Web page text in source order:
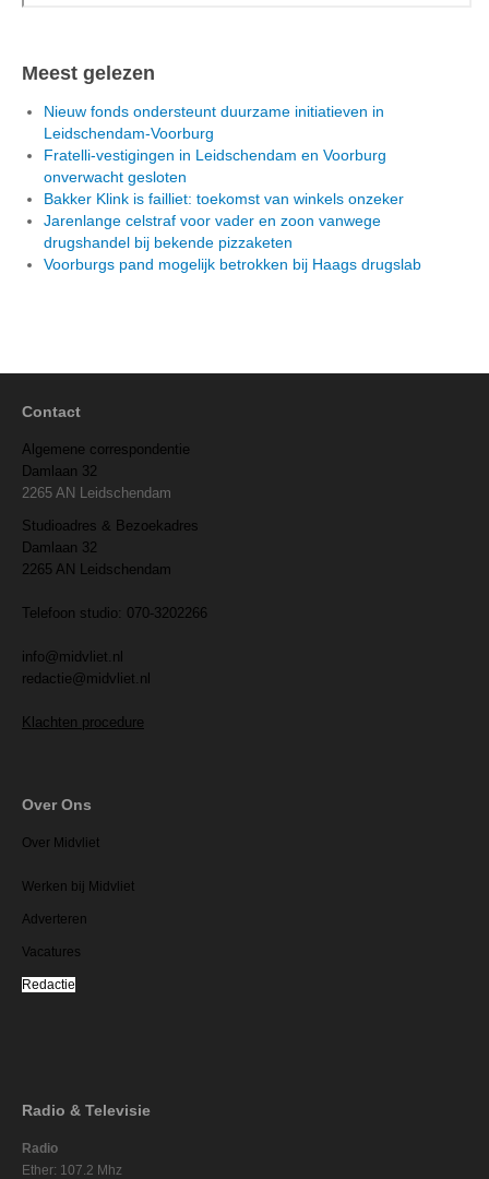
Meest gelezen
Nieuw fonds ondersteunt duurzame initiatieven in
Leidschendam-Voorburg
Fratelli-vestigingen in Leidschendam en Voorburg
onverwacht gesloten
Bakker Klink is failliet: toekomst van winkels onzeker
Jarenlange celstraf voor vader en zoon vanwege
drugshandel bij bekende pizzaketen
Voorburgs pand mogelijk betrokken bij Haags drugslab
Contact
Algemene correspondentie
Damlaan 32
2265 AN Leidschendam
Studioadres & Bezoekadres
Damlaan 32
2265 AN Leidschendam
Telefoon studio: 070-3202266
info@midvliet.nl
redactie@midvliet.nl
Klachten procedure
Over Ons
Over Midvliet
Werken bij Midvliet
Adverteren
Vacatures
Redactie
Radio & Televisie
Radio
Ether: 107.2 Mhz